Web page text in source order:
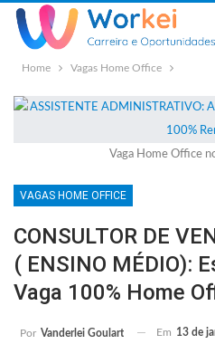
Home Vagas Home Office
Vaga Home Office
VAGAS HOME OFFICE
CONSULTOR DE
( ENSINO MÉDIO):
Vaga 100% Home
Por Vanderlei Goulart Em 13 de